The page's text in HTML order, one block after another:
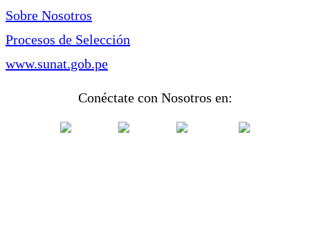
Sobre Nosotros
Procesos de Selección
www.sunat.gob.pe
Conéctate con Nosotros en: